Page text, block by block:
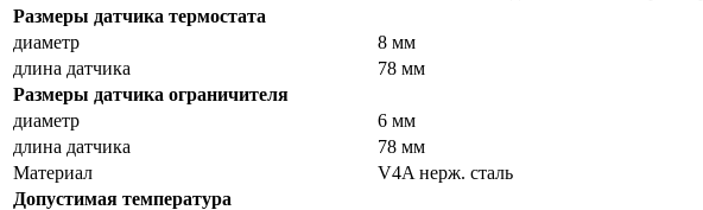
Размеры датчика термостата
диаметр
8 мм
длина датчика
78 мм
Размеры датчика ограничителя
диаметр
6 мм
длина датчика
78 мм
Материал
V4A нерж. сталь
Допустимая температура